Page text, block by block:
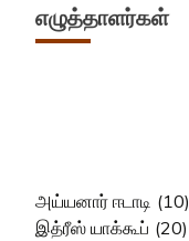
எழுத்தாளர்கள்
அய்யனார் ஈடாடி (10)
இத்ரீஸ் யாக்கூப் (20)